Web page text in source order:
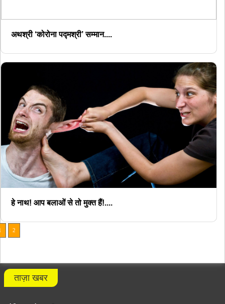
अथश्री ‘कोरोना पद्मश्री’ सम्मान....
हे नाथ! आप बलाओं से तो मुक्त हैं!....
2
ताज़ा खबर